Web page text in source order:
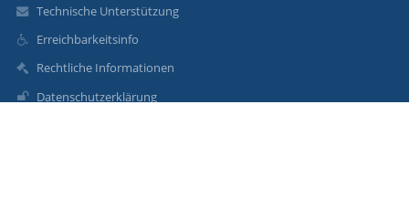
Technische Unterstützung
Erreichbarkeitsinfo
Rechtliche Informationen
Datenschutzerklärung